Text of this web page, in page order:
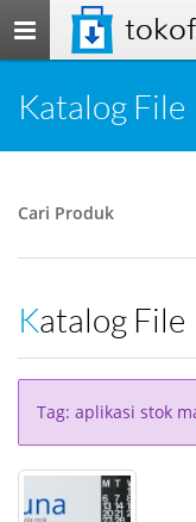
Toggle
navigation
Katalog File
Cari Produk
Katalog File
Tag: aplikasi stok